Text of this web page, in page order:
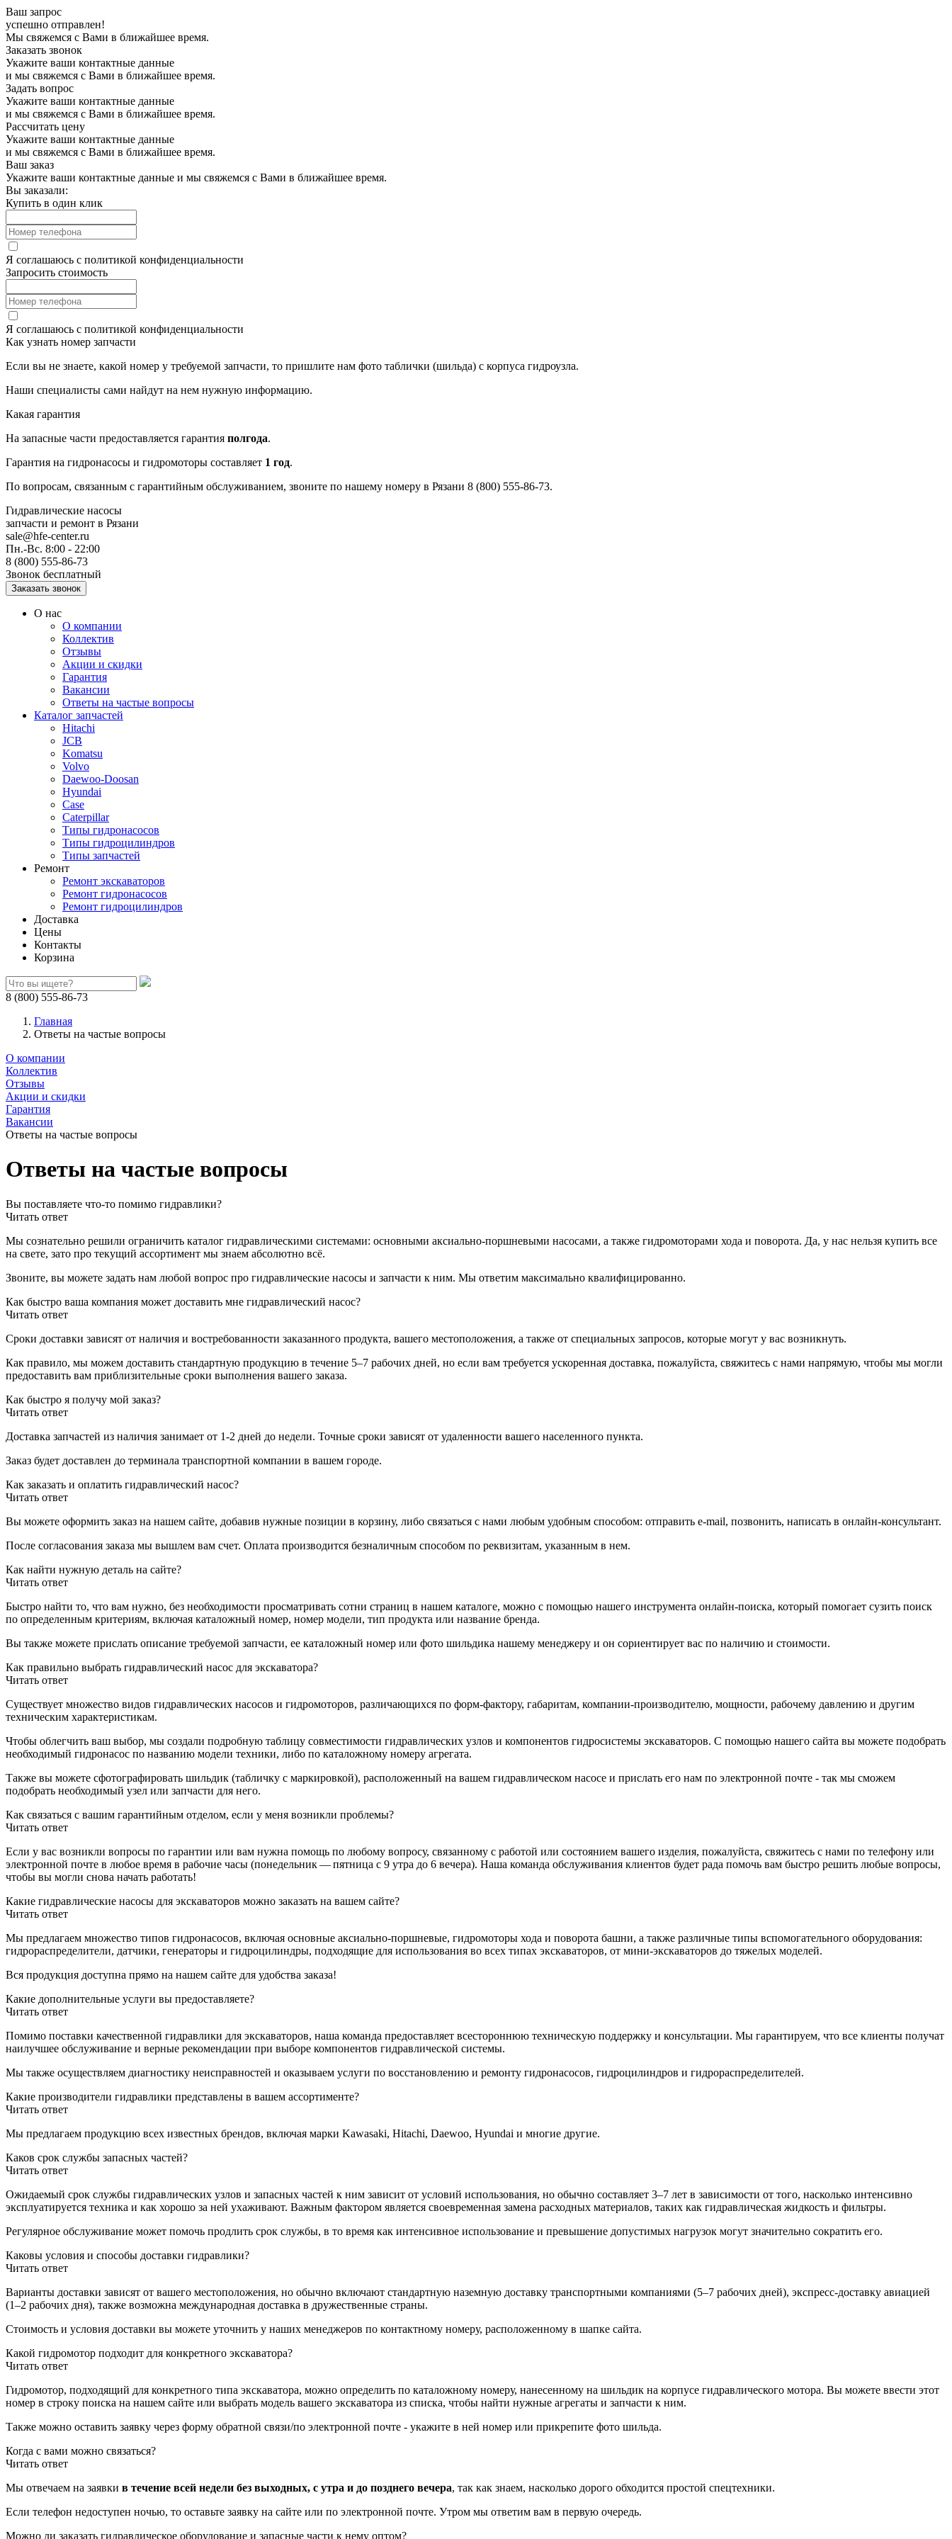
Ваш запрос
успешно отправлен!
Мы свяжемся с Вами в ближайшее время.
Заказать звонок
Укажите ваши контактные данные
и мы свяжемся с Вами в ближайшее время.
Задать вопрос
Укажите ваши контактные данные
и мы свяжемся с Вами в ближайшее время.
Рассчитать цену
Укажите ваши контактные данные
и мы свяжемся с Вами в ближайшее время.
Ваш заказ
Укажите ваши контактные данные и мы свяжемся с Вами в ближайшее время.
Вы заказали:
Купить в один клик
Я соглашаюсь с политикой конфиденциальности
Запросить стоимость
Я соглашаюсь с политикой конфиденциальности
Как узнать номер запчасти
Если вы не знаете, какой номер у требуемой запчасти, то пришлите нам фото таблички (шильда) с корпуса гидроузла.
Наши специалисты сами найдут на нем нужную информацию.
Какая гарантия
На запасные части предоставляется гарантия полгода.
Гарантия на гидронасосы и гидромоторы составляет 1 год.
По вопросам, связанным с гарантийным обслуживанием, звоните по нашему номеру в Рязани 8 (800) 555-86-73.
Гидравлические насосы
запчасти и ремонт в Рязани
sale@hfe-center.ru
Пн.-Вс. 8:00 - 22:00
8 (800) 555-86-73
Звонок бесплатный
О нас
О компании
Коллектив
Отзывы
Акции и скидки
Гарантия
Вакансии
Ответы на частые вопросы
Каталог запчастей
Hitachi
JCB
Komatsu
Volvo
Daewoo-Doosan
Hyundai
Case
Caterpillar
Типы гидронасосов
Типы гидроцилиндров
Типы запчастей
Ремонт
Ремонт экскаваторов
Ремонт гидронасосов
Ремонт гидроцилиндров
Доставка
Цены
Контакты
Корзина
8 (800) 555-86-73
Главная
Ответы на частые вопросы
О компании
Коллектив
Отзывы
Акции и скидки
Гарантия
Вакансии
Ответы на частые вопросы
Ответы на частые вопросы
Вы поставляете что-то помимо гидравлики?
Читать ответ
Мы сознательно решили ограничить каталог гидравлическими системами: основными аксиально-поршневыми насосами, а также гидромоторами хода и поворота. Да, у нас нельзя купить все
на свете, зато про текущий ассортимент мы знаем абсолютно всё.
Звоните, вы можете задать нам любой вопрос про гидравлические насосы и запчасти к ним. Мы ответим максимально квалифицированно.
Как быстро ваша компания может доставить мне гидравлический насос?
Читать ответ
Сроки доставки зависят от наличия и востребованности заказанного продукта, вашего местоположения, а также от специальных запросов, которые могут у вас возникнуть.
Как правило, мы можем доставить стандартную продукцию в течение 5–7 рабочих дней, но если вам требуется ускоренная доставка, пожалуйста, свяжитесь с нами напрямую, чтобы мы могли
предоставить вам приблизительные сроки выполнения вашего заказа.
Как быстро я получу мой заказ?
Читать ответ
Доставка запчастей из наличия занимает от 1-2 дней до недели. Точные сроки зависят от удаленности вашего населенного пункта.
Заказ будет доставлен до терминала транспортной компании в вашем городе.
Как заказать и оплатить гидравлический насос?
Читать ответ
Вы можете оформить заказ на нашем сайте, добавив нужные позиции в корзину, либо связаться с нами любым удобным способом: отправить e-mail, позвонить, написать в онлайн-консультант.
После согласования заказа мы вышлем вам счет. Оплата производится безналичным способом по реквизитам, указанным в нем.
Как найти нужную деталь на сайте?
Читать ответ
Быстро найти то, что вам нужно, без необходимости просматривать сотни страниц в нашем каталоге, можно с помощью нашего инструмента онлайн-поиска, который помогает сузить поиск
по определенным критериям, включая каталожный номер, номер модели, тип продукта или название бренда.
Вы также можете прислать описание требуемой запчасти, ее каталожный номер или фото шильдика нашему менеджеру и он сориентирует вас по наличию и стоимости.
Как правильно выбрать гидравлический насос для экскаватора?
Читать ответ
Существует множество видов гидравлических насосов и гидромоторов, различающихся по форм-фактору, габаритам, компании-производителю, мощности, рабочему давлению и другим
техническим характеристикам.
Чтобы облегчить ваш выбор, мы создали подробную таблицу совместимости гидравлических узлов и компонентов гидросистемы экскаваторов. С помощью нашего сайта вы можете подобрать
необходимый гидронасос по названию модели техники, либо по каталожному номеру агрегата.
Также вы можете сфотографировать шильдик (табличку с маркировкой), расположенный на вашем гидравлическом насосе и прислать его нам по электронной почте - так мы сможем
подобрать необходимый узел или запчасти для него.
Как связаться с вашим гарантийным отделом, если у меня возникли проблемы?
Читать ответ
Если у вас возникли вопросы по гарантии или вам нужна помощь по любому вопросу, связанному с работой или состоянием вашего изделия, пожалуйста, свяжитесь с нами по телефону или
электронной почте в любое время в рабочие часы (понедельник — пятница с 9 утра до 6 вечера). Наша команда обслуживания клиентов будет рада помочь вам быстро решить любые вопросы,
чтобы вы могли снова начать работать!
Какие гидравлические насосы для экскаваторов можно заказать на вашем сайте?
Читать ответ
Мы предлагаем множество типов гидронасосов, включая основные аксиально-поршневые, гидромоторы хода и поворота башни, а также различные типы вспомогательного оборудования:
гидрораспределители, датчики, генераторы и гидроцилиндры, подходящие для использования во всех типах экскаваторов, от мини-экскаваторов до тяжелых моделей.
Вся продукция доступна прямо на нашем сайте для удобства заказа!
Какие дополнительные услуги вы предоставляете?
Читать ответ
Помимо поставки качественной гидравлики для экскаваторов, наша команда предоставляет всестороннюю техническую поддержку и консультации. Мы гарантируем, что все клиенты получат
наилучшее обслуживание и верные рекомендации при выборе компонентов гидравлической системы.
Мы также осуществляем диагностику неисправностей и оказываем услуги по восстановлению и ремонту гидронасосов, гидроцилиндров и гидрораспределителей.
Какие производители гидравлики представлены в вашем ассортименте?
Читать ответ
Мы предлагаем продукцию всех известных брендов, включая марки Kawasaki, Hitachi, Daewoo, Hyundai и многие другие.
Каков срок службы запасных частей?
Читать ответ
Ожидаемый срок службы гидравлических узлов и запасных частей к ним зависит от условий использования, но обычно составляет 3–7 лет в зависимости от того, насколько интенсивно
эксплуатируется техника и как хорошо за ней ухаживают. Важным фактором является своевременная замена расходных материалов, таких как гидравлическая жидкость и фильтры.
Регулярное обслуживание может помочь продлить срок службы, в то время как интенсивное использование и превышение допустимых нагрузок могут значительно сократить его.
Каковы условия и способы доставки гидравлики?
Читать ответ
Варианты доставки зависят от вашего местоположения, но обычно включают стандартную наземную доставку транспортными компаниями (5–7 рабочих дней), экспресс-доставку авиацией
(1–2 рабочих дня), также возможна международная доставка в дружественные страны.
Стоимость и условия доставки вы можете уточнить у наших менеджеров по контактному номеру, расположенному в шапке сайта.
Какой гидромотор подходит для конкретного экскаватора?
Читать ответ
Гидромотор, подходящий для конкретного типа экскаватора, можно определить по каталожному номеру, нанесенному на шильдик на корпусе гидравлического мотора. Вы можете ввести этот
номер в строку поиска на нашем сайте или выбрать модель вашего экскаватора из списка, чтобы найти нужные агрегаты и запчасти к ним.
Также можно оставить заявку через форму обратной связи/по электронной почте - укажите в ней номер или прикрепите фото шильда.
Когда с вами можно связаться?
Читать ответ
Мы отвечаем на заявки в течение всей недели без выходных, с утра и до позднего вечера, так как знаем, насколько дорого обходится простой спецтехники.
Если телефон недоступен ночью, то оставьте заявку на сайте или по электронной почте. Утром мы ответим вам в первую очередь.
Можно ли заказать гидравлическое оборудование и запасные части к нему оптом?